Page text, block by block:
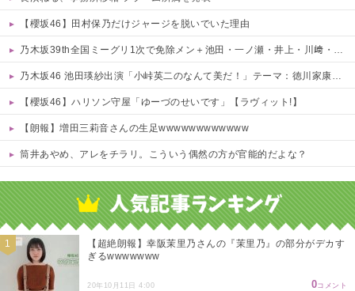
【櫻坂46】田村保乃だけジャージを脱いでいた理由
乃木坂39th全国ミーグリ1次で免除メン＋池田・一ノ瀬・井上・川﨑・菅原・中西が全完売
乃木坂46 池田瑛紗出演「小峠英二のなんて美だ！」テーマ：徳川家康【2025.8.5 24:00〜 TOKYO MX】
【櫻坂46】ハリソン守屋「ゆーづのせいです」【ラヴィット!】
【朗報】増田三莉音さんの生足wwwwwwwwwwww
筒井あやめ、アレをチラリ。こういう偶然の方が官能的だよな？
【超絶朗報】幸阪茉里乃さんの『茉里乃』の部分がデカす
ぎるwwwwwww
20年10月11日 4:00 0コメント